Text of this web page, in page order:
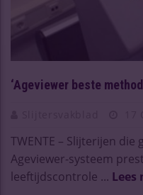
‘Ageviewer beste
TWENTE – Slijterijen
Ageviewer-systeem
leeftijdscontrole ... Lees